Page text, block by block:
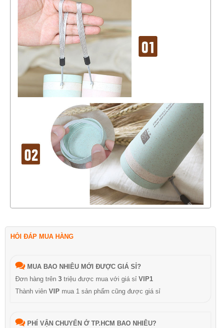
HỎI ĐÁP MUA HÀNG
MUA BAO NHIÊU MỚI ĐƯỢC GIÁ SỈ?
Đơn hàng trên 3 triệu được mua với giá sỉ VIP1
Thành viên VIP mua 1 sản phẩm cũng được giá sỉ
PHÍ VẬN CHUYỂN Ở TP.HCM BAO NHIÊU?